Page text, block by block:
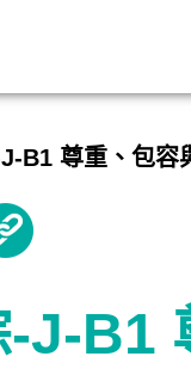
B1 尊重、包容
J-B1